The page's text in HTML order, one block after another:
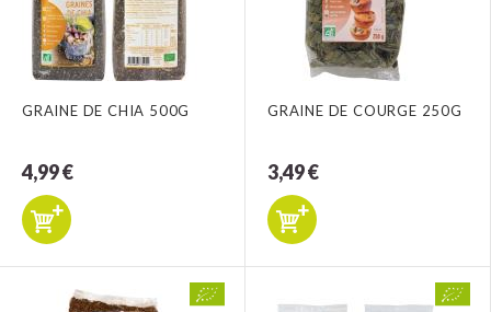
GRAINE DE CHIA 500G
4,99 €
GRAINE DE COURGE 250G
3,49 €